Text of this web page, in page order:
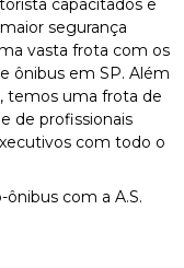
capacitados e
segurança
vasta frota com os
ônibus em SP. Além
, temos uma frota de
de profissionais
com todo o
com a A.S.